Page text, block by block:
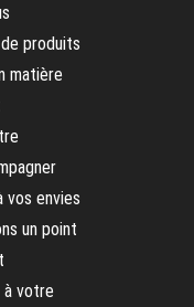
produits
matière
vos envies
un point
à votre